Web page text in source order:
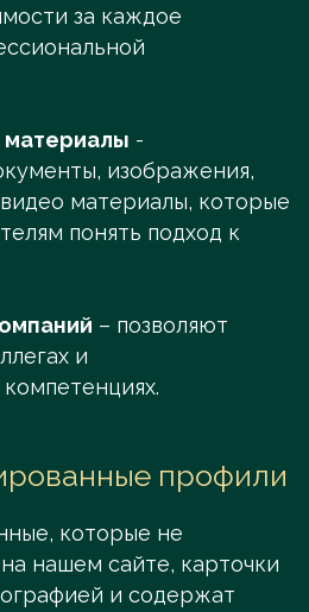
за каждое
-
изображения,
материалы, которые
понять подход к
– позволяют
и
профили
которые не
нашем сайте, карточки
и содержат